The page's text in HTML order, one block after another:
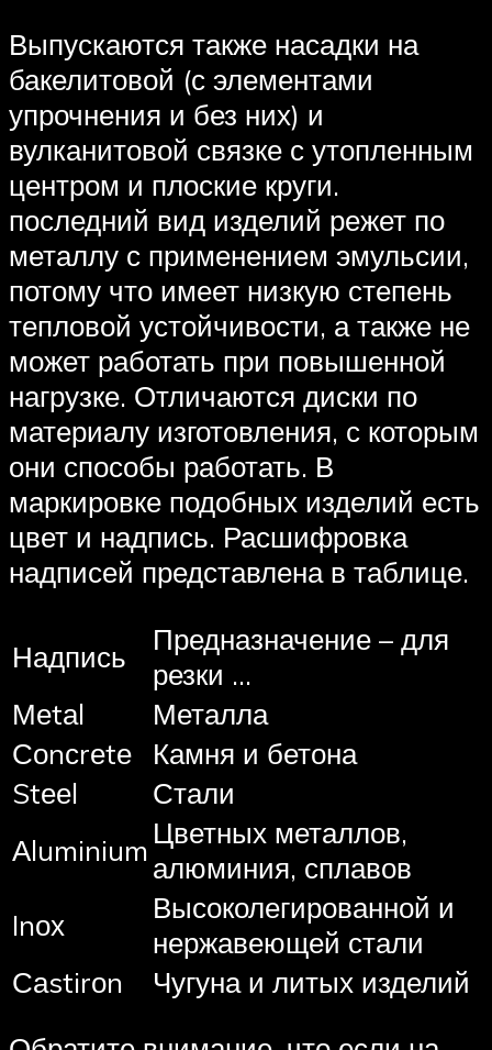
Выпускаются также насадки на
бакелитовой (с элементами
упрочнения и без них) и
вулканитовой связке с утопленным
центром и плоские круги.
последний вид изделий режет по
металлу с применением эмульсии,
потому что имеет низкую степень
тепловой устойчивости, а также не
может работать при повышенной
нагрузке. Отличаются диски по
материалу изготовления, с которым
они способы работать. В
маркировке подобных изделий есть
цвет и надпись. Расшифровка
надписей представлена в таблице.
Надпись
Предназначение – для
резки …
Меtаl
Металла
Соnсrеtе
Камня и бетона
Stееl
Стали
Аluminium Цветных металлов,
алюминия, сплавов
Inох
Высоколегированной и
нержавеющей стали
Саstirоn
Чугуна и литых изделий